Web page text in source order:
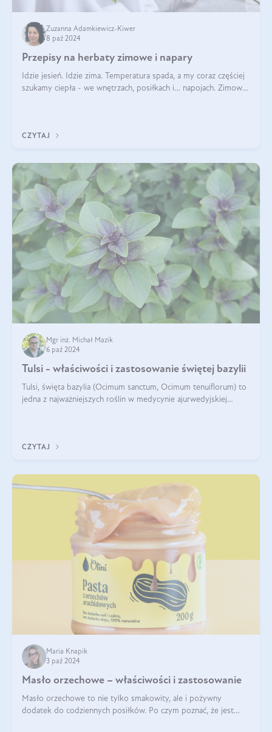
Zuzanna Adamkiewicz-Kiwer
8 paź 2024
Przepisy na herbaty zimowe i napary
Idzie jesień. Idzie zima. Temperatura spada, a my coraz częściej
szukamy ciepła - we wnętrzach, posiłkach i… napojach. Zimowe
CZYTAJ
Mgr inż. Michał Mazik
6 paź 2024
Tulsi - właściwości i zastosowanie świętej bazylii
Tulsi, święta bazylia (Ocimum sanctum, Ocimum tenuiflorum) to
jedna z najważniejszych roślin w medycynie ajurwedyjskiej
CZYTAJ
Maria Knapik
3 paź 2024
Masło orzechowe – właściwości i zastosowanie
Masło orzechowe to nie tylko smakowity, ale i pożywny
dodatek do codziennych posiłków. Po czym poznać, że jest